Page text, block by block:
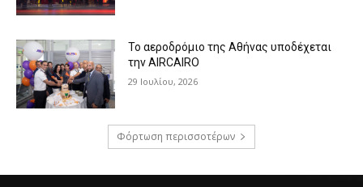
Το αεροδρόμιο της Αθήνας υποδέχεται
την AIRCAIRO
29 Ιουλίου, 2026
Φόρτωση περισσοτέρων